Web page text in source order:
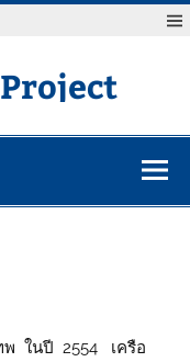
พ ในปี 2554 เครือ